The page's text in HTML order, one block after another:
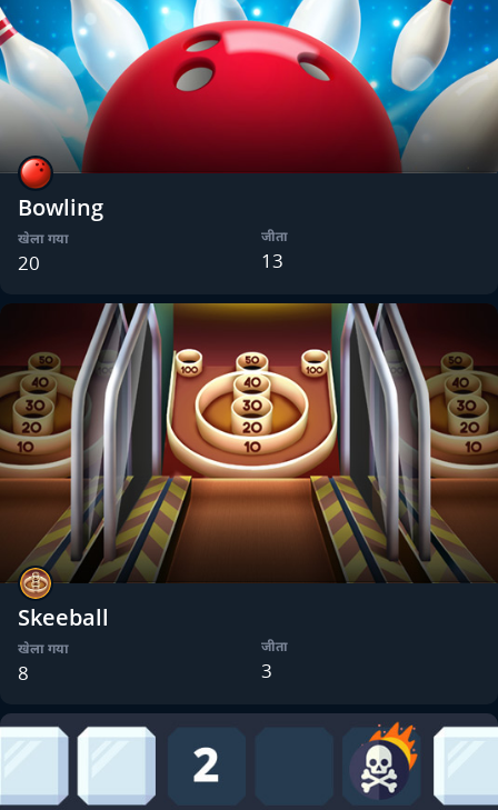
Bowling
खेला गया
20
जीता
13
Skeeball
खेला गया
8
जीता
3